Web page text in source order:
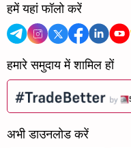
हमें यहां फॉलो करें
हमारे समुदाय में शामिल हों
अभी डाउनलोड करें